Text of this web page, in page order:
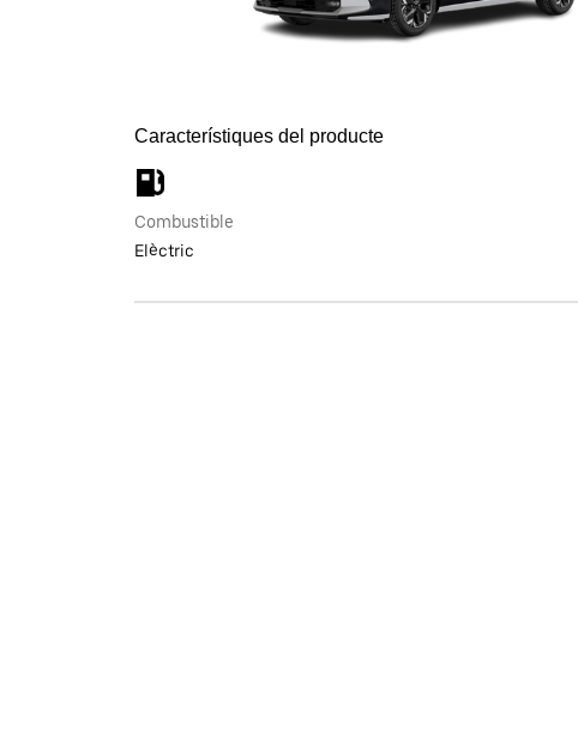
Característiques del producte
Combustible
Elèctric